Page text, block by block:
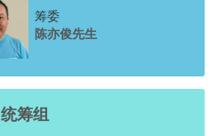
筹委
陈亦俊先生
统筹组